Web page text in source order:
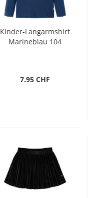
Kinder-Langarmshirt
Marineblau 104
7.95 CHF